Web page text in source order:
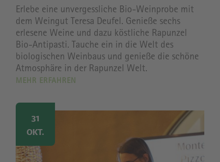
Erlebe eine unvergessliche Bio-Weinprobe mit
dem Weingut Teresa Deufel. Genieße sechs
erlesene Weine und dazu köstliche Rapunzel
Bio-Antipasti. Tauche ein in die Welt des
biologischen Weinbaus und genieße die schöne
Atmosphäre in der Rapunzel Welt.
MEHR ERFAHREN
Image
31
OKT.